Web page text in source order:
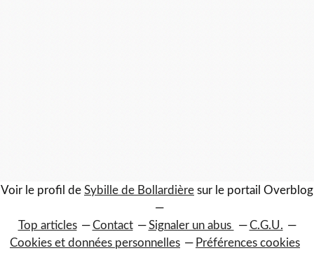
Voir le profil de Sybille de Bollardière sur le portail Overblog
Top articles Contact Signaler un abus
C.G.U.
Cookies et données personnelles
Préférences cookies